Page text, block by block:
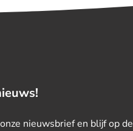
nieuwsbrief en blijf op de